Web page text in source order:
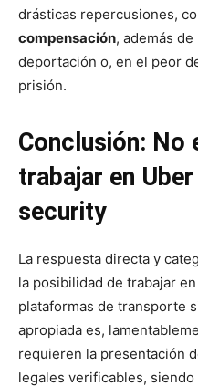
drásticas repercusiones,
compensación, además
deportación o, en el peor
prisión.
Conclusión: No
trabajar en
security
La respuesta directa y
la posibilidad de trabajar
plataformas de transporte
apropiada es,
requieren la presentación
legales verificables,